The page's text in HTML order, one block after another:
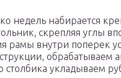
недель набирается
скрепляя углы
рамы внутри поперек
обрабатываем
укладываем